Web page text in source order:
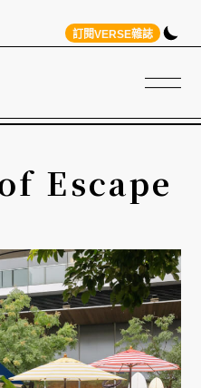
訂閱VERSE雜誌
Escape